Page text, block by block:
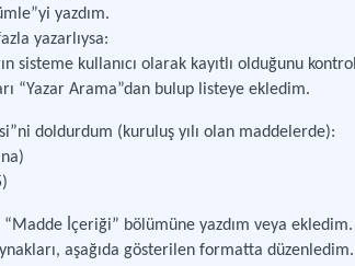
yazdım.
yazarlıysa:
sisteme kullanıcı olarak kayıtlı olduğunu
“Yazar Arama”dan bulup listeye ekledim.
doldurdum (kuruluş yılı olan maddelerde):
İçeriği” bölümüne yazdım veya ekledim.
aşağıda gösterilen formatta düzenledim.